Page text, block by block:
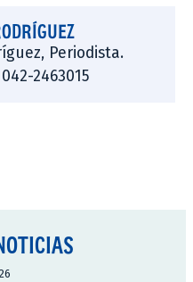
Periodista.
2463015